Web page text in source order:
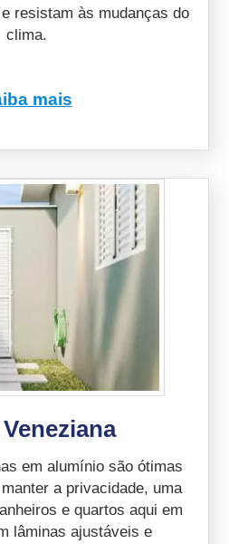
resistam às mudanças do
clima.
mais
em alumínio são ótimas
a privacidade, uma
e quartos aqui em
lâminas ajustáveis e